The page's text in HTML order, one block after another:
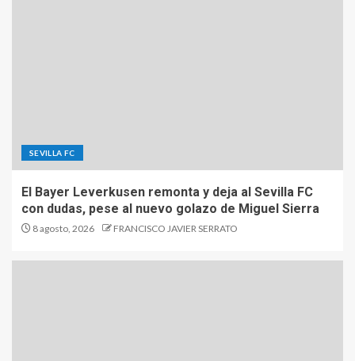
SEVILLA FC
El Bayer Leverkusen remonta y deja al Sevilla FC
con dudas, pese al nuevo golazo de Miguel Sierra
8 agosto, 2026 FRANCISCO JAVIER SERRATO